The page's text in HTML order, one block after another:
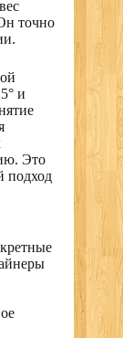
точно
и
Это
подход